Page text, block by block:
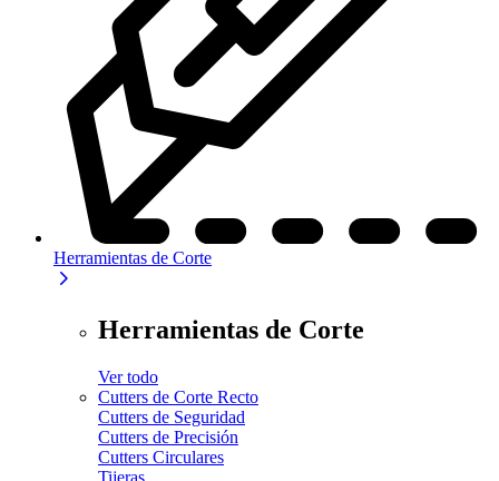
Herramientas de Corte
Herramientas de Corte
Ver todo
Cutters de Corte Recto
Cutters de Seguridad
Cutters de Precisión
Cutters Circulares
Tijeras